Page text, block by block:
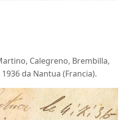
Calegreno, Brembilla,
da Nantua (Francia).